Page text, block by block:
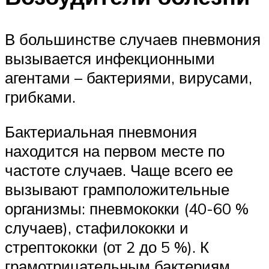
В большинстве случаев пневмония
вызывается инфекционными
агентами – бактериями, вирусами,
грибками.
Бактериальная пневмония
находится на первом месте по
частоте случаев. Чаще всего ее
вызывают грамположительные
организмы: пневмококки (40-60 %
случаев), стафилококки и
стрептококки (от 2 до 5 %). К